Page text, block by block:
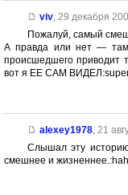
viv, 29 декабря
Пожалуй, самый
А правда или нет — там
происшедшего приводит
вот я ЕЕ САМ
alexey1978, 21
Слышал эту
смешнее и